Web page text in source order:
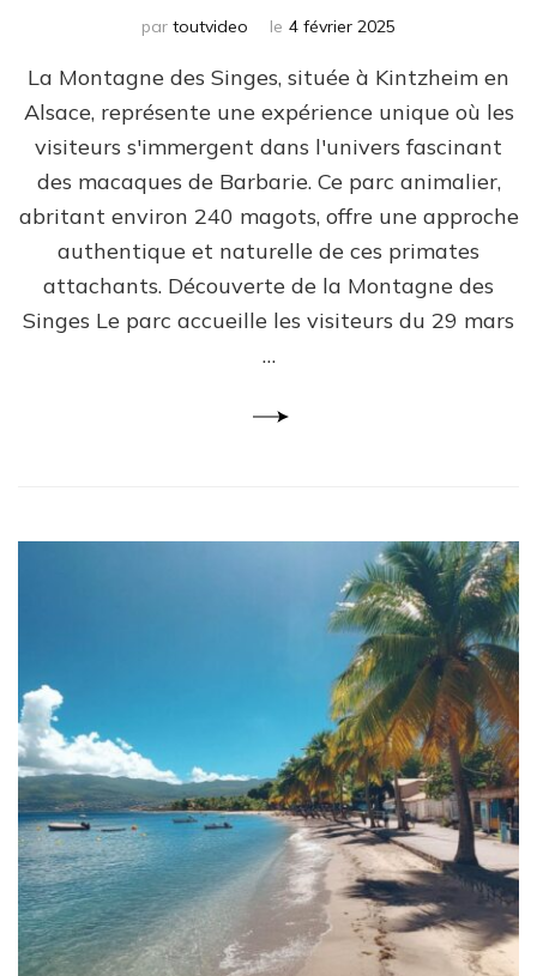
par toutvideo le 4 février 2025
La Montagne des Singes, située à Kintzheim en
Alsace, représente une expérience unique où les
visiteurs s'immergent dans l'univers fascinant
des macaques de Barbarie. Ce parc animalier,
abritant environ 240 magots, offre une approche
authentique et naturelle de ces primates
attachants. Découverte de la Montagne des
Singes Le parc accueille les visiteurs du 29 mars
…